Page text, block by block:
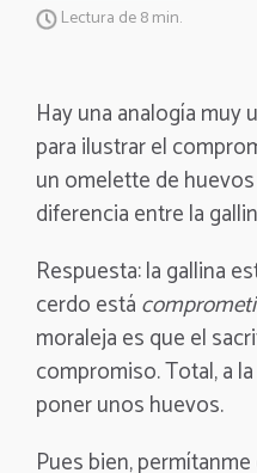
Lectura de 8 min.
Hay una analogía muy
para ilustrar el
un omelette de
diferencia entre la
Respuesta: la gallina
cerdo está
moraleja es que el
compromiso. Total, a
poner unos huevos.
Pues bien,